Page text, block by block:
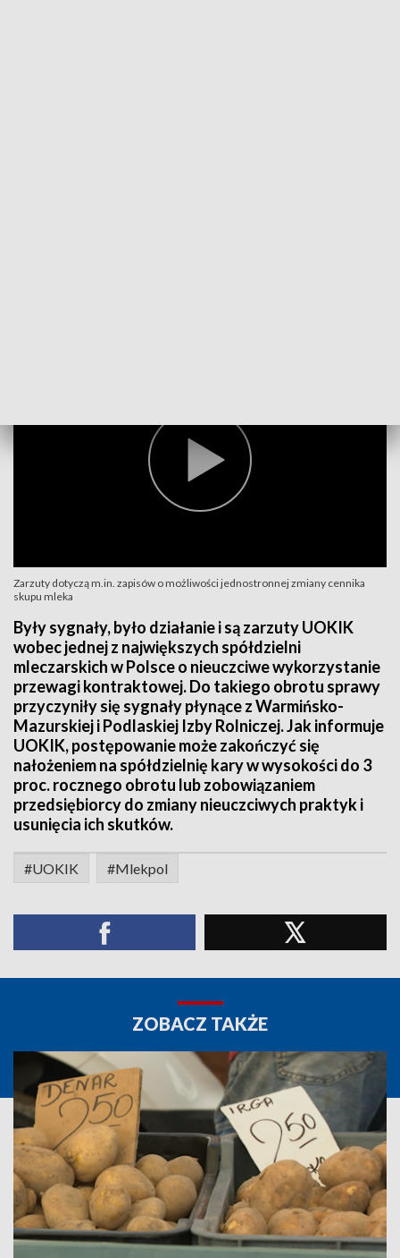
Zarzuty dotyczą m.in. zapisów o możliwości jednostronnej zmiany cennika
skupu mleka
Były sygnały, było działanie i są zarzuty UOKIK
wobec jednej z największych spółdzielni
mleczarskich w Polsce o nieuczciwe wykorzystanie
przewagi kontraktowej. Do takiego obrotu sprawy
przyczyniły się sygnały płynące z Warmińsko-
Mazurskiej i Podlaskiej Izby Rolniczej. Jak informuje
UOKIK, postępowanie może zakończyć się
nałożeniem na spółdzielnię kary w wysokości do 3
proc. rocznego obrotu lub zobowiązaniem
przedsiębiorcy do zmiany nieuczciwych praktyk i
usunięcia ich skutków.
#UOKIK #Mlekpol
ZOBACZ TAKŻE